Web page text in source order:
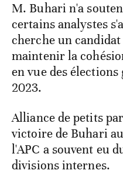
M. Buhari n'a
certains analystes
cherche un
maintenir la
en vue des
2023.
Alliance de petits
victoire de Buhari
l'APC a souvent eu
divisions internes.